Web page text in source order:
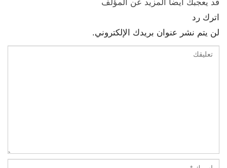
قد يعجبك ايضا
المزيد عن المؤلف
اترك رد
لن يتم نشر عنوان بريدك الإلكتروني.